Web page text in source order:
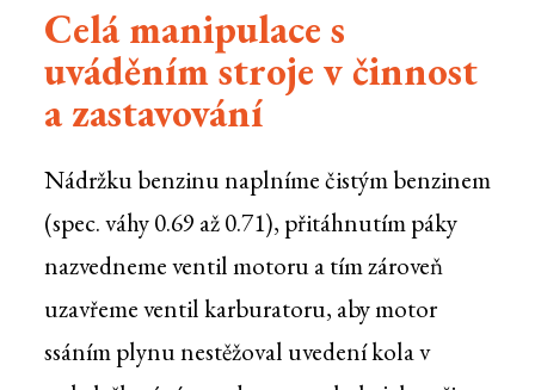
Celá manipulace s
uváděním stroje v činnost
a zastavování
Nádržku benzinu naplníme čistým benzinem
(spec. váhy 0.69 až 0.71), přitáhnutím páky
nazvedneme ventil motoru a tím zároveň
uzavřeme ventil karburatoru, aby motor
ssáním plynu nestěžoval uvedení kola v